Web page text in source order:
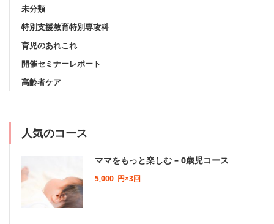
未分類
特別支援教育特別専攻科
育児のあれこれ
開催セミナーレポート
高齢者ケア
人気のコース
ママをもっと楽しむ – 0歳児コース
5,000 円×3回